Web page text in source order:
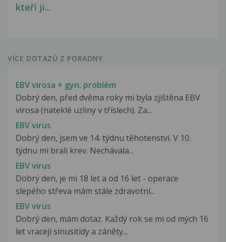
kteří ji...
VÍCE DOTAZŮ Z PORADNY
EBV virosa + gyn. problém
Dobrý den, před dvěma roky mi byla zjištěna EBV
virosa (nateklé uzliny v tříslech). Za...
EBV virus
Dobrý den, jsem ve 14. týdnu těhotenství. V 10.
týdnu mi brali krev. Nechávala...
EBV virus
Dobrý den, je mi 18 let a od 16 let - operace
slepého střeva mám stále zdravotní...
EBV virus
Dobrý den, mám dotaz. Každý rok se mi od mých 16
let vracejí sinusitidy a záněty...